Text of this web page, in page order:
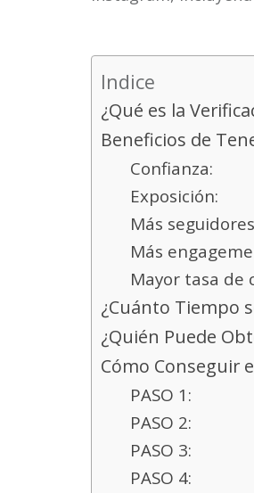
Indice
¿Qué es la
Beneficios de
Confianza:
Exposición:
Más
Más
Mayor tasa de
¿Cuánto Tiempo
¿Quién Puede
Cómo Conseguir
PASO 1:
PASO 2:
PASO 3:
PASO 4: